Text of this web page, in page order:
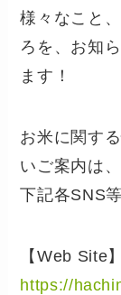
様々なこと
ろを、お知
ます！
お米に関す
いご案内は
下記各SNS
【Web Site】
https://